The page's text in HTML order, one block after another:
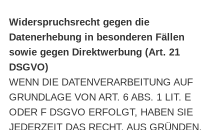
Widerspruchsrecht gegen die
Datenerhebung in besonderen Fällen
sowie gegen Direktwerbung (Art. 21
DSGVO)
WENN DIE DATENVERARBEITUNG AUF
GRUNDLAGE VON ART. 6 ABS. 1 LIT. E
ODER F DSGVO ERFOLGT, HABEN SIE
JEDERZEIT DAS RECHT, AUS GRÜNDEN,